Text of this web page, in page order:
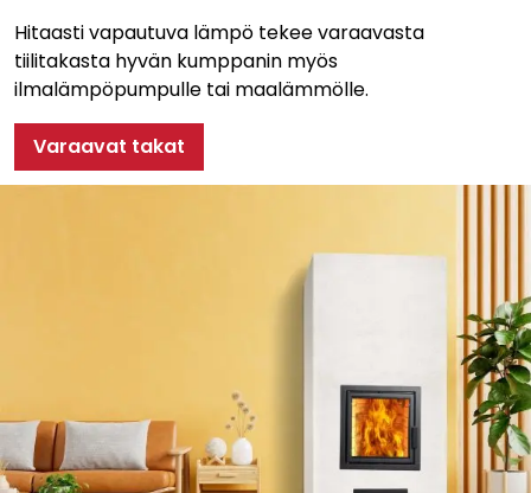
Hitaasti vapautuva lämpö tekee varaavasta
tiilitakasta hyvän kumppanin myös
ilmalämpöpumpulle tai maalämmölle.
Varaavat takat